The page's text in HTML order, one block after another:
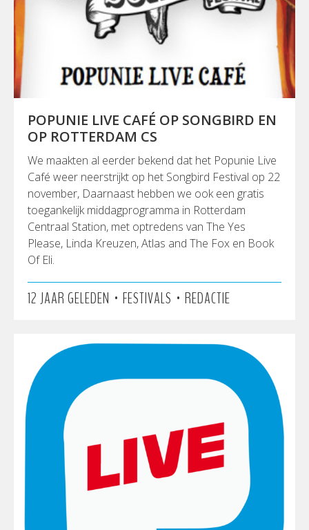
POPUNIE LIVE CAFÉ OP SONGBIRD EN
OP ROTTERDAM CS
We maakten al eerder bekend dat het Popunie Live
Café weer neerstrijkt op het Songbird Festival op 22
november, Daarnaast hebben we ook een gratis
toegankelijk middagprogramma in Rotterdam
Centraal Station, met optredens van The Yes
Please, Linda Kreuzen, Atlas and The Fox en Book
Of Eli.
12 JAAR GELEDEN • FESTIVALS • REDACTIE